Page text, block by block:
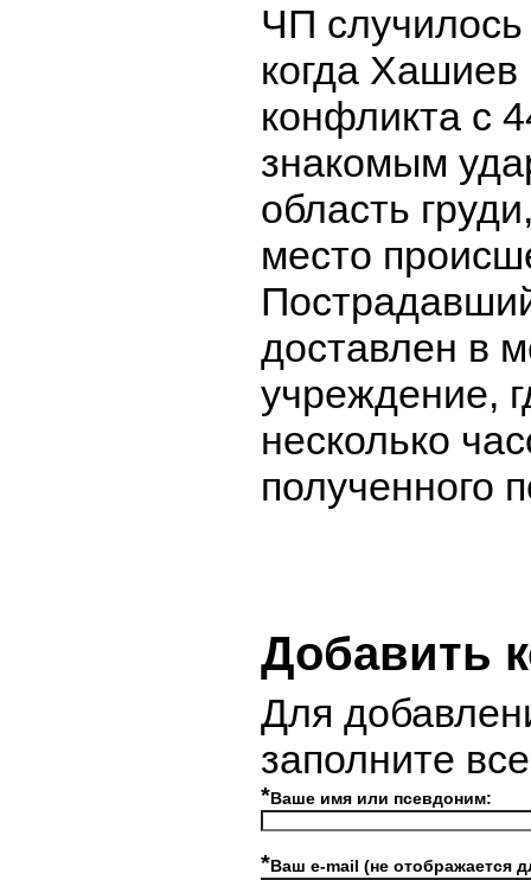
ЧП
когда Хашиев
конфликта с
знакомым
область
место
доставлен в
учреждение,
несколько
полученного
Добавить
Для
заполните
*Ваше имя или псевдоним:
*Ваш e-mail (не отображается